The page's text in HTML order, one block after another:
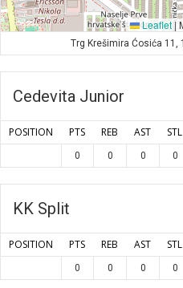
Leaflet|
Trg Krešimira Ćosića 11,
Cedevita Junior
POSITION PTS REB AST STL
0 0 0 0
KK Split
POSITION PTS REB AST STL
0 0 0 0